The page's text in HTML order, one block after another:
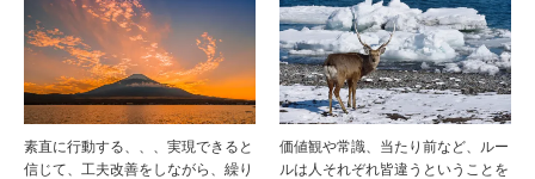
素直に行動する、、、実現できると
信じて、工夫改善をしながら、繰り
価値観や常識、当たり前など、ルー
ルは人それぞれ皆違うということを